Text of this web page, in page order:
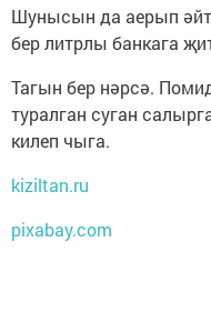
Шунысын да аерып
бер литрлы банкага
Тагын бер нәрсә.
туралган суган
килеп чыга.
kiziltan.ru
pixabay.com